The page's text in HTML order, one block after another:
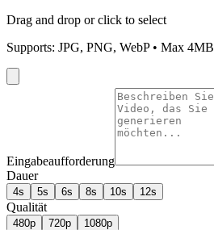
Drag and drop or click to select
Supports: JPG, PNG, WebP • Max 4MB
Eingabeaufforderung
Dauer
4s 5s 6s 8s 10s 12s
Qualität
480p 720p 1080p